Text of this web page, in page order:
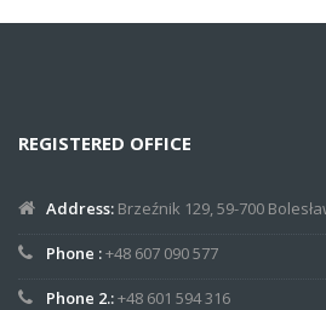
REGISTERED OFFICE
Address: Brzeźnik 129, 59-700
Phone :+48 607 090 577
Phone 2.:+48 601 594 316